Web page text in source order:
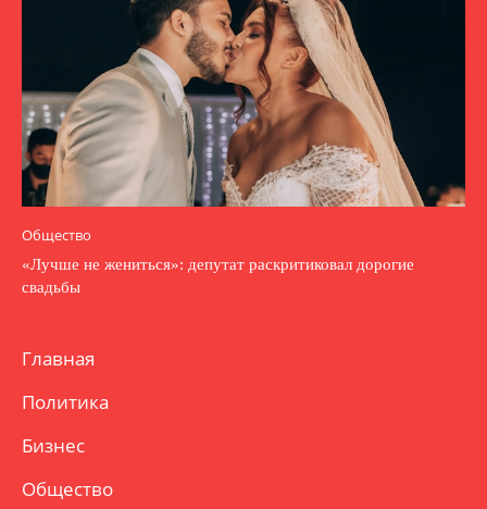
Общество
«Лучше не жениться»: депутат раскритиковал дорогие
свадьбы
Главная
Политика
Бизнес
Общество